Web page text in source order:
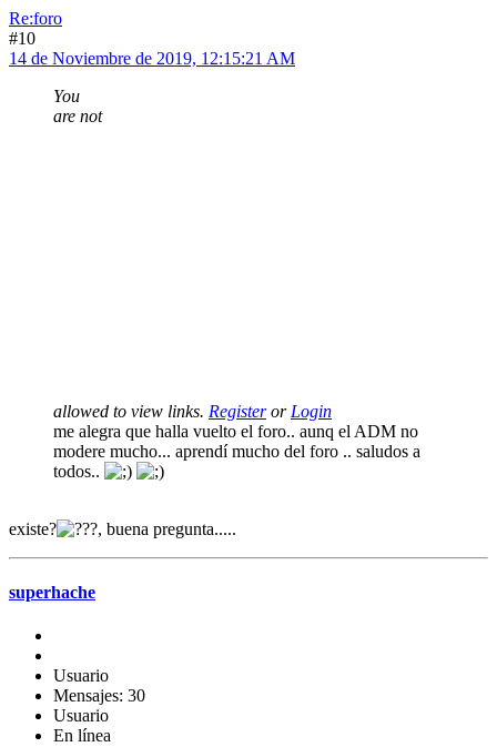
Re:foro
#10
14 de Noviembre de 2019, 12:15:21 AM
You
are not
allowed to view links. Registeror Login
me alegra que halla vuelto el foro.. aunq el ADM no
modere mucho... aprendí mucho del foro .. saludos a
todos..
existe? , buena pregunta.....
superhache
Usuario
Mensajes: 30
Usuario
En línea